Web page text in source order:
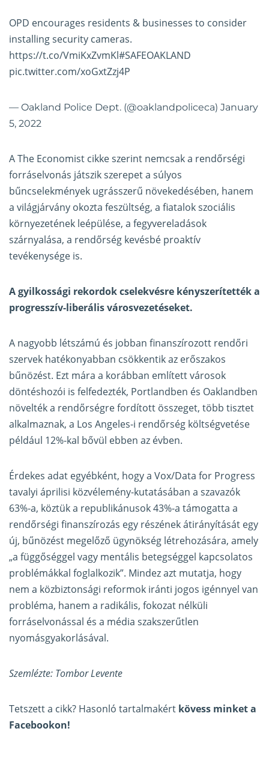
OPD encourages residents & businesses to consider
installing security cameras.
https://t.co/VmiKxZvmKl#SAFEOAKLAND
pic.twitter.com/xoGxtZzj4P
— Oakland Police Dept. (@oaklandpoliceca) January
5, 2022
A The Economist cikke szerint nemcsak a rendőrségi
forráselvonás játszik szerepet a súlyos
bűncselekmények ugrásszerű növekedésében, hanem
a világjárvány okozta feszültség, a fiatalok szociális
környezetének leépülése, a fegyvereladások
szárnyalása, a rendőrség kevésbé proaktív
tevékenysége is.
A gyilkossági rekordok cselekvésre kényszerítették a
progresszív-liberális városvezetéseket.
A nagyobb létszámú és jobban finanszírozott rendőri
szervek hatékonyabban csökkentik az erőszakos
bűnözést. Ezt mára a korábban említett városok
döntéshozói is felfedezték, Portlandben és Oaklandben
növelték a rendőrségre fordított összeget, több tisztet
alkalmaznak, a Los Angeles-i rendőrség költségvetése
például 12%-kal bővül ebben az évben.
Érdekes adat egyébként, hogy a Vox/Data for Progress
tavalyi áprilisi közvélemény-kutatásában a szavazók
63%-a, köztük a republikánusok 43%-a támogatta a
rendőrségi finanszírozás egy részének átirányítását egy
új, bűnözést megelőző ügynökség létrehozására, amely
„a függőséggel vagy mentális betegséggel kapcsolatos
problémákkal foglalkozik”. Mindez azt mutatja, hogy
nem a közbiztonsági reformok iránti jogos igénnyel van
probléma, hanem a radikális, fokozat nélküli
forráselvonással és a média szakszerűtlen
nyomásgyakorlásával.
Szemlézte: Tombor Levente
Tetszett a cikk? Hasonló tartalmakért kövess minket a
Facebookon!